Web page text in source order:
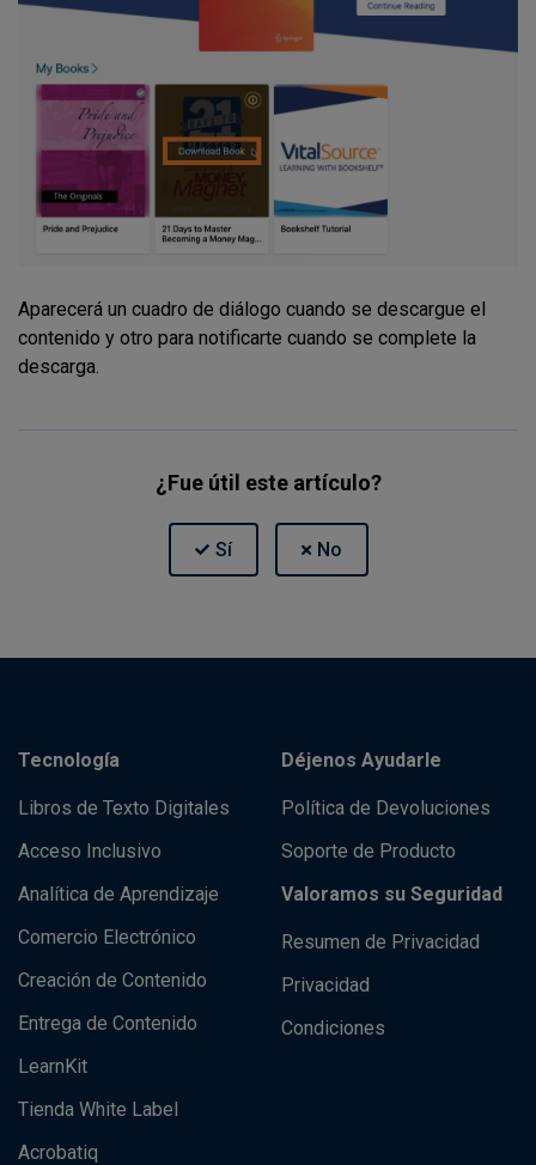
Aparecerá un cuadro de diálogo cuando se descargue el
contenido y otro para notificarte cuando se complete la
descarga.
¿Fue útil este artículo?
Tecnología
Libros de Texto Digitales
Acceso Inclusivo
Analítica de Aprendizaje
Comercio Electrónico
Creación de Contenido
Entrega de Contenido
LearnKit
Tienda White Label
Acrobatiq
Déjenos Ayudarle
Política de Devoluciones
Soporte de Producto
Valoramos su Seguridad
Resumen de Privacidad
Privacidad
Condiciones